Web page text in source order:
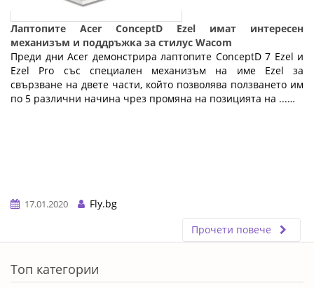
Лаптопите Acer ConceptD Ezel имат интересен
механизъм и поддръжка за стилус Wacom
Преди дни Acer демонстрира лаптопите ConceptD 7 Ezel и
Ezel Pro със специален механизъм на име Ezel за
свързване на двете части, който позволява ползването им
по 5 различни начина чрез промяна на позицията на ...…
17.01.2020
Fly.bg
Прочети повече
Топ категории